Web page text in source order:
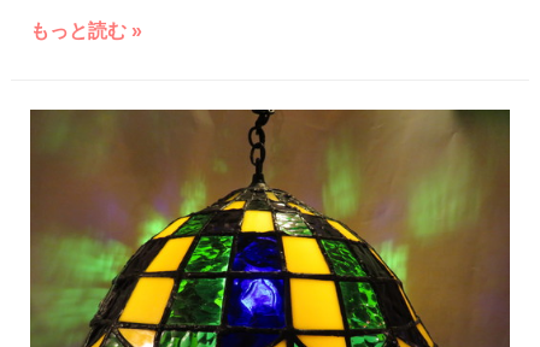
テ
リ
もっと読む »